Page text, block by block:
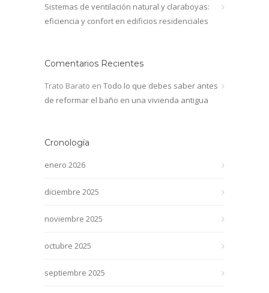
Sistemas de ventilación natural y claraboyas:
eficiencia y confort en edificios residenciales
Comentarios Recientes
Trato Barato en Todo lo que debes saber antes
de reformar el baño en una vivienda antigua
Cronología
enero 2026
diciembre 2025
noviembre 2025
octubre 2025
septiembre 2025